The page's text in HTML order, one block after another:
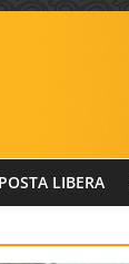
LIBERA